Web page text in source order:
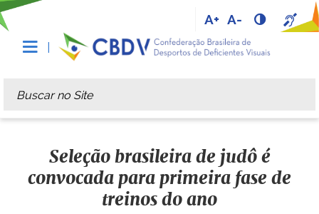
A+ A-
Busca
Busca Avançada…
Seleção brasileira de judô é
convocada para primeira fase de
treinos do ano